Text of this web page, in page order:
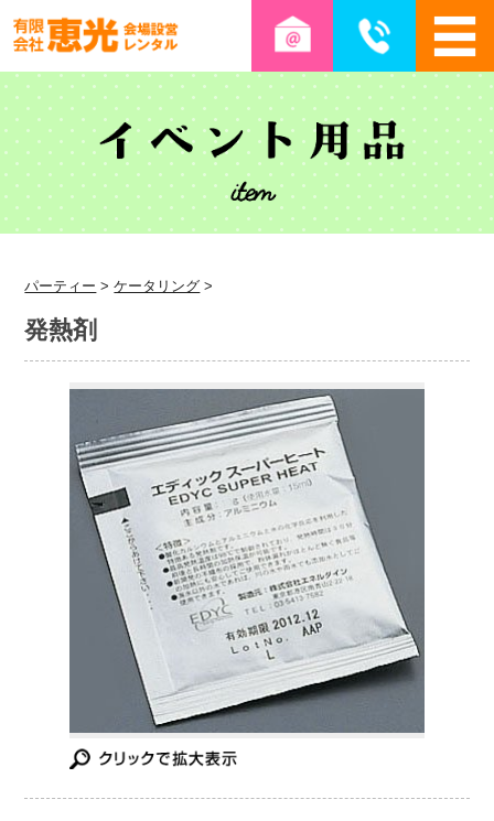
パーティー >ケータリング >
発熱剤